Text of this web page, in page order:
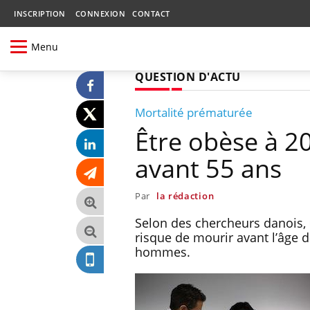
INSCRIPTION CONNEXION CONTACT
Menu
QUESTION D'ACTU
Mortalité prématurée
Être obèse à
avant 55 ans
Par la rédaction
Selon des chercheurs
risque de mourir avant l’âge
hommes.